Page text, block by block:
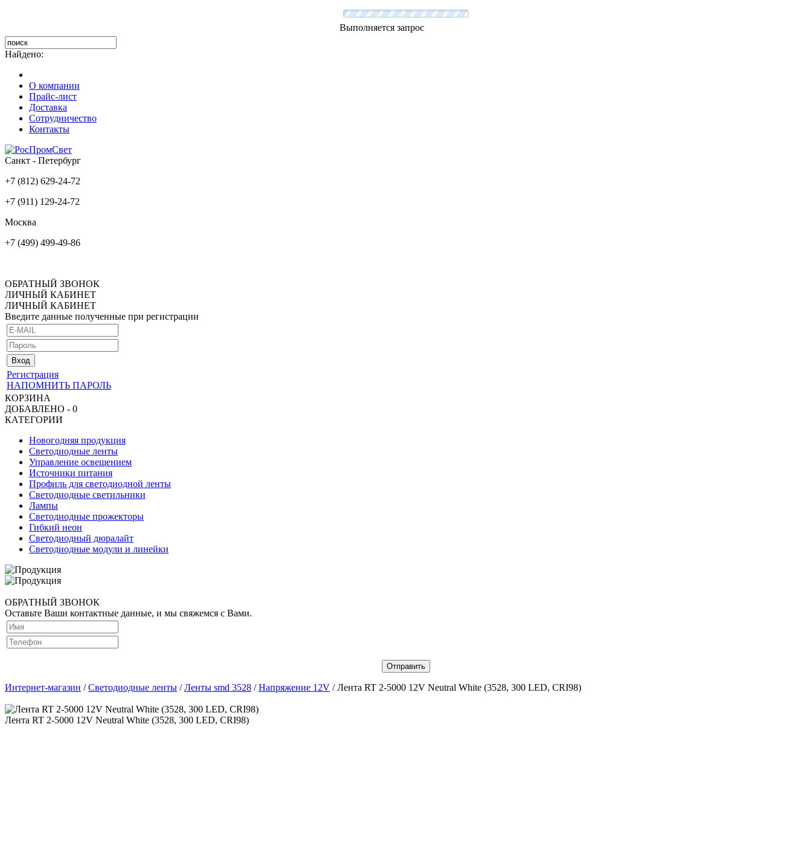
Выполняется запрос
Найдено:
О компании
Прайс-лист
Доставка
Сотрудничество
Контакты
Санкт - Петербург
+7 (812) 629-24-72
+7 (911) 129-24-72
Москва
+7 (499) 499-49-86
ОБРАТНЫЙ ЗВОНОК
ЛИЧНЫЙ КАБИНЕТ
ЛИЧНЫЙ КАБИНЕТ
Введите данные полученные при регистрации
Регистрация
НАПОМНИТЬ ПАРОЛЬ
КОРЗИНА
ДОБАВЛЕНО - 0
КАТЕГОРИИ
Новогодняя продукция
Светодиодные ленты
Управление освещением
Источники питания
Профиль для светодиодной ленты
Светодиодные светильники
Лампы
Светодиодные прожекторы
Гибкий неон
Светодиодный дюралайт
Светодиодные модули и линейки
ОБРАТНЫЙ ЗВОНОК
Оставьте Ваши контактные данные, и мы свяжемся с Вами.
Интернет-магазин /Светодиодные ленты /Ленты smd 3528 /Напряжение 12V / Лента RT 2-5000 12V Neutral White (3528, 300 LED, CRI98)
Лента RT 2-5000 12V Neutral White (3528, 300 LED, CRI98)